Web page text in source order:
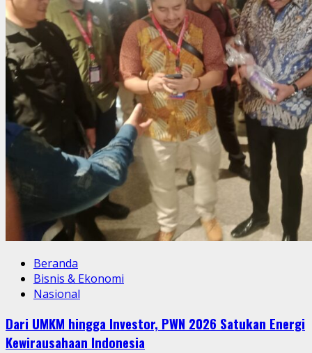
Beranda
Bisnis & Ekonomi
Nasional
Dari UMKM hingga Investor, PWN 2026 Satukan Energi
Kewirausahaan Indonesia